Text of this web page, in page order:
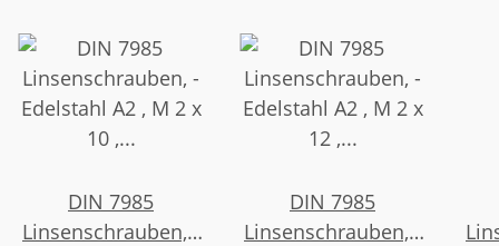
DIN 7985
Linsenschrauben, -
DIN 7985
Linsenschrauben, -